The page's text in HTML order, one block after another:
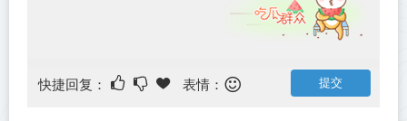
快捷回复： 表情：